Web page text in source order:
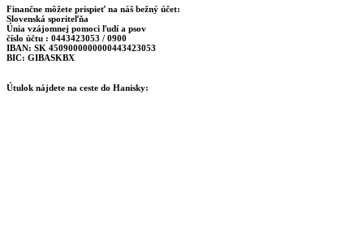
Finančne môžete prispieť na náš bežný účet:
Slovenská sporiteľňa
Únia vzájomnej pomoci ľudí a psov
číslo účtu : 0443423053 / 0900
IBAN: SK 4509000000000443423053
BIC: GIBASKBX
Útulok nájdete na ceste do Hanisky: